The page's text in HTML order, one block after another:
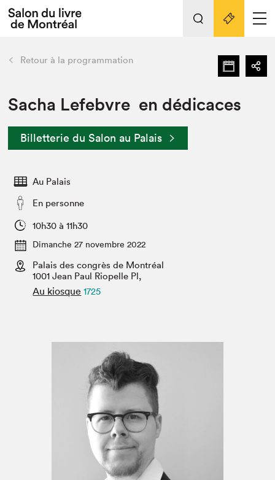
Espace exposant⋅e⋅s
Espace enseignant·e·s
Espace médias
L'événement
Préparer sa visite au Salon
Actualités
SLM PRO
retour Nos activités
Préparer sa visite
Salon dans la ville et en ligne
Projets partenaires
Liens pratiques
Retour à la programmation
Sacha Lefebvre en dédicaces
Billetterie du Salon au Palais
Au Palais
En personne
10h30 à 11h30
Dimanche 27 novembre 2022
Palais des congrès de Montréal
1001 Jean Paul Riopelle Pl,
Au kiosque 1725